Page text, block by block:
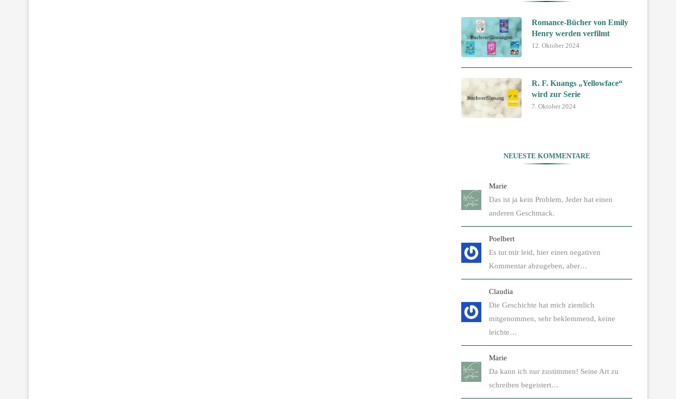
Romance-Bücher von Emily
Henry werden verfilmt
12. Oktober 2024
R. F. Kuangs „Yellowface“
wird zur Serie
7. Oktober 2024
NEUESTE KOMMENTARE
Marie
Das ist ja kein Problem. Jeder hat einen
anderen Geschmack.
Poelbert
Es tut mir leid, hier einen negativen
Kommentar abzugeben, aber…
Claudia
Die Geschichte hat mich ziemlich
mitgenommen, sehr beklemmend, keine
leichte…
Marie
Da kann ich nur zustimmen! Seine Art zu
schreiben begeistert…